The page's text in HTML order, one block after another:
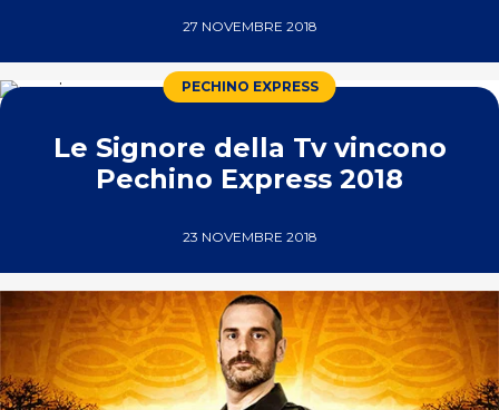
27 NOVEMBRE 2018
PECHINO EXPRESS
Le Signore della Tv vincono
Pechino Express 2018
23 NOVEMBRE 2018